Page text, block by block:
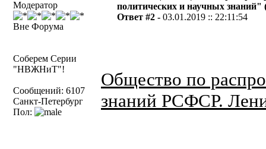
Модератор
Вне Форума
Соберем Серии
"НВЖНиТ"!
Сообщений: 6107
Санкт-Петербург
Пол:
политических и научных знаний"
Ответ #2 -03.01.2019 :: 22:11:54
Общество по
знаний РСФСР.